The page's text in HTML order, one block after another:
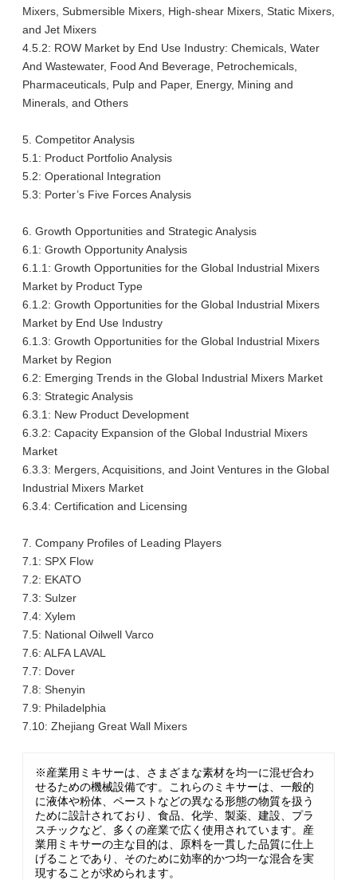
Mixers, Submersible Mixers, High-shear Mixers, Static Mixers,
and Jet Mixers
4.5.2: ROW Market by End Use Industry: Chemicals, Water
And Wastewater, Food And Beverage, Petrochemicals,
Pharmaceuticals, Pulp and Paper, Energy, Mining and
Minerals, and Others
5. Competitor Analysis
5.1: Product Portfolio Analysis
5.2: Operational Integration
5.3: Porter’s Five Forces Analysis
6. Growth Opportunities and Strategic Analysis
6.1: Growth Opportunity Analysis
6.1.1: Growth Opportunities for the Global Industrial Mixers
Market by Product Type
6.1.2: Growth Opportunities for the Global Industrial Mixers
Market by End Use Industry
6.1.3: Growth Opportunities for the Global Industrial Mixers
Market by Region
6.2: Emerging Trends in the Global Industrial Mixers Market
6.3: Strategic Analysis
6.3.1: New Product Development
6.3.2: Capacity Expansion of the Global Industrial Mixers
Market
6.3.3: Mergers, Acquisitions, and Joint Ventures in the Global
Industrial Mixers Market
6.3.4: Certification and Licensing
7. Company Profiles of Leading Players
7.1: SPX Flow
7.2: EKATO
7.3: Sulzer
7.4: Xylem
7.5: National Oilwell Varco
7.6: ALFA LAVAL
7.7: Dover
7.8: Shenyin
7.9: Philadelphia
7.10: Zhejiang Great Wall Mixers
※産業用ミキサーは、さまざまな素材を均一に混ぜ合わ
せるための機械設備です。これらのミキサーは、一般的
に液体や粉体、ペーストなどの異なる形態の物質を扱う
ために設計されており、食品、化学、製薬、建設、プラ
スチックなど、多くの産業で広く使用されています。産
業用ミキサーの主な目的は、原料を一貫した品質に仕上
げることであり、そのために効率的かつ均一な混合を実
現することが求められます。